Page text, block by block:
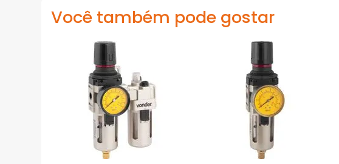
Você também pode gostar